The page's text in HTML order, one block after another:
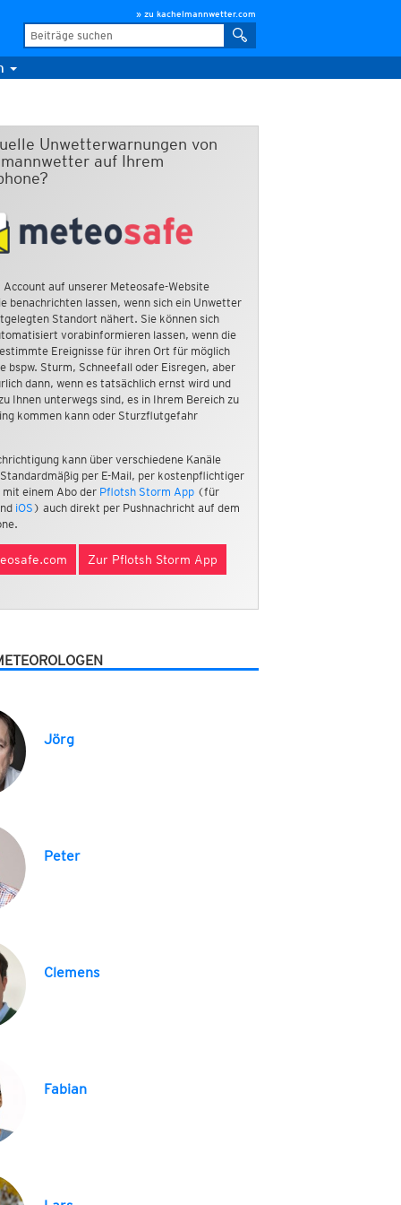
» zu kachelmannwetter.com
Unwetterwarnungen von
auf Ihrem
Account auf unserer Meteosafe-Website
benachrichten lassen, wenn sich ein Unwetter
Standort nähert. Sie können sich
vorabinformieren lassen, wenn die
Ereignisse für ihren Ort für möglich
bspw. Sturm, Schneefall oder Eisregen, aber
dann, wenn es tatsächlich ernst wird und
Ihnen unterwegs sind, es in Ihrem Bereich zu
kommen kann oder Sturzflutgefahr
kann über verschiedene Kanäle
per E-Mail, per kostenpflichtiger
mit einem Abo der Pflotsh Storm App(für
iOS ) auch direkt per Pushnachricht auf dem
Zur Pflotsh Storm App
Jörg
Peter
Clemens
Fabian